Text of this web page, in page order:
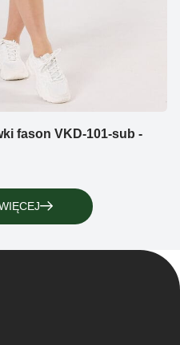
fason VKD-101-sub -